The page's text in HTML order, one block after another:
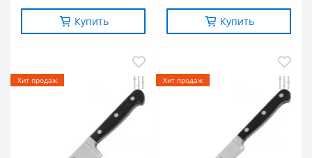
Купить Купить
Хит продаж
Хит продаж